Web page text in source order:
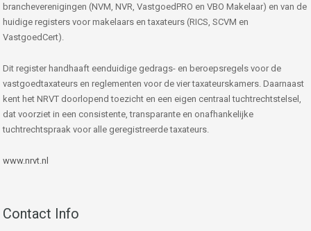
brancheverenigingen (NVM, NVR, VastgoedPRO en VBO Makelaar) en van de
huidige registers voor makelaars en taxateurs (RICS, SCVM en
VastgoedCert).
Dit register handhaaft eenduidige gedrags- en beroepsregels voor de
vastgoedtaxateurs en reglementen voor de vier taxateurskamers. Daarnaast
kent het NRVT doorlopend toezicht en een eigen centraal tuchtrechtstelsel,
dat voorziet in een consistente, transparante en onafhankelijke
tuchtrechtspraak voor alle geregistreerde taxateurs.
www.nrvt.nl
Contact Info